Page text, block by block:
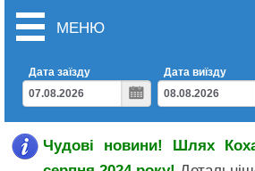
МЕНЮ
Дата заїзду
Дата виїзду
Чудові новини! Шлях